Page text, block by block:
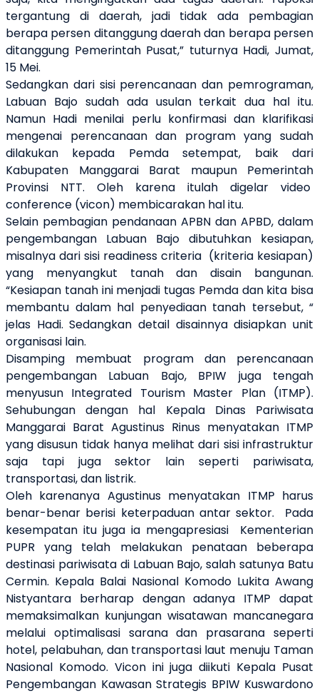
tergantung di daerah, jadi tidak ada pembagian
berapa persen ditanggung daerah dan berapa persen
ditanggung Pemerintah Pusat,” tuturnya Hadi, Jumat,
15 Mei.
Sedangkan dari sisi perencanaan dan pemrograman,
Labuan Bajo sudah ada usulan terkait dua hal itu.
Namun Hadi menilai perlu konfirmasi dan klarifikasi
mengenai perencanaan dan program yang sudah
dilakukan kepada Pemda setempat, baik dari
Kabupaten Manggarai Barat maupun Pemerintah
Provinsi NTT. Oleh karena itulah digelar video
conference (vicon) membicarakan hal itu.
Selain pembagian pendanaan APBN dan APBD, dalam
pengembangan Labuan Bajo dibutuhkan kesiapan,
misalnya dari sisi readiness criteria (kriteria kesiapan)
yang menyangkut tanah dan disain bangunan.
“Kesiapan tanah ini menjadi tugas Pemda dan kita bisa
membantu dalam hal penyediaan tanah tersebut, “
jelas Hadi. Sedangkan detail disainnya disiapkan unit
organisasi lain.
Disamping membuat program dan perencanaan
pengembangan Labuan Bajo, BPIW juga tengah
menyusun Integrated Tourism Master Plan (ITMP).
Sehubungan dengan hal Kepala Dinas Pariwisata
Manggarai Barat Agustinus Rinus menyatakan ITMP
yang disusun tidak hanya melihat dari sisi infrastruktur
saja tapi juga sektor lain seperti pariwisata,
transportasi, dan listrik.
Oleh karenanya Agustinus menyatakan ITMP harus
benar-benar berisi keterpaduan antar sektor. Pada
kesempatan itu juga ia mengapresiasi Kementerian
PUPR yang telah melakukan penataan beberapa
destinasi pariwisata di Labuan Bajo, salah satunya Batu
Cermin. Kepala Balai Nasional Komodo Lukita Awang
Nistyantara berharap dengan adanya ITMP dapat
memaksimalkan kunjungan wisatawan mancanegara
melalui optimalisasi sarana dan prasarana seperti
hotel, pelabuhan, dan transportasi laut menuju Taman
Nasional Komodo. Vicon ini juga diikuti Kepala Pusat
Pengembangan Kawasan Strategis BPIW Kuswardono